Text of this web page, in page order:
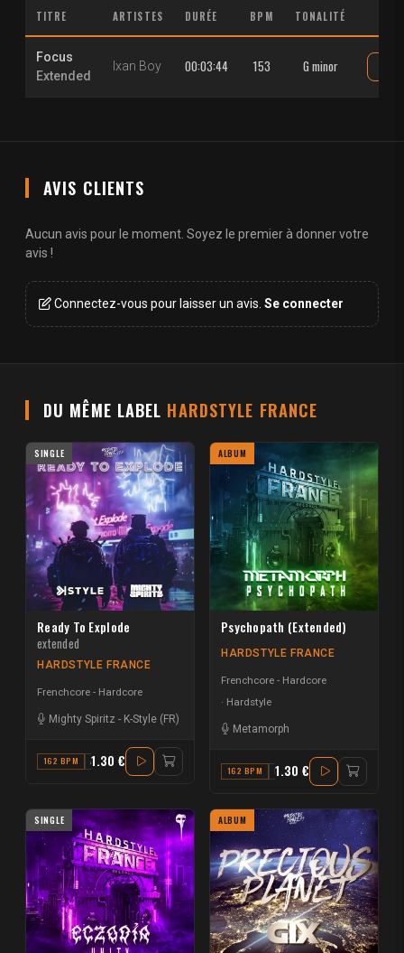
TITRE ARTISTES DURÉE BPM TONALITÉ
Focus
Extended
Ixan Boy 00:03:44 153 G minor
AVIS CLIENTS
Aucun avis pour le moment. Soyez le premier à donner votre
avis !
Connectez-vous pour laisser un avis. Se connecter
DU MÊME LABEL HARDSTYLE FRANCE
SINGLE
Ready To Explode
extended
HARDSTYLE FRANCE
Frenchcore - Hardcore
Mighty Spiritz - K-Style (FR)
162 BPM A1.30 €
ALBUM
Psychopath (Extended)
HARDSTYLE FRANCE
Frenchcore - Hardcore
Hardstyle
Metamorph
162 BPM F1.30 €
SINGLE ALBUM